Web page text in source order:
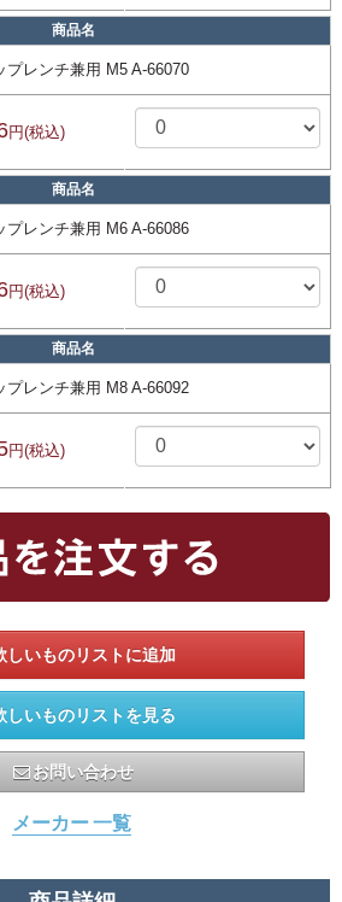
商品名
レンチ兼用 M5 A-66070
円(税込)
商品名
レンチ兼用 M6 A-66086
円(税込)
商品名
レンチ兼用 M8 A-66092
円(税込)
しいものリストを見る
お問い合わせ
メーカー 一覧